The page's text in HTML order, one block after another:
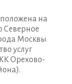
на
Северное
Москвы
услуг
Орехово-